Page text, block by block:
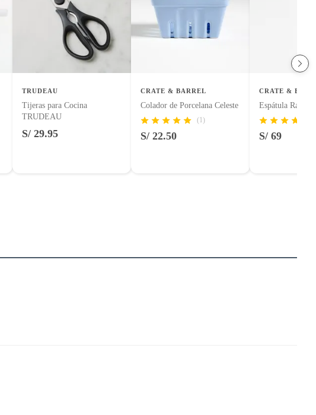
TRUDEAU
Tijeras para Cocina
TRUDEAU
S/ 29.95
CRATE & BARREL
Colador de Porcelana Celeste
(1)
S/ 22.50
CRATE &
Espátula
S/ 69